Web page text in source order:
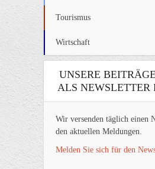
Tourismus
Wirtschaft
UNSERE
ALS NEWSLETTER
Wir versenden täglich einen
den aktuellen Meldungen.
Melden Sie sich für den